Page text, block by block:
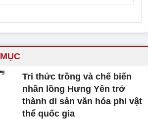
Tri thức trồng và chế biến
nhãn lồng Hưng Yên trở
thành di sản văn hóa phi vật
thể quốc gia